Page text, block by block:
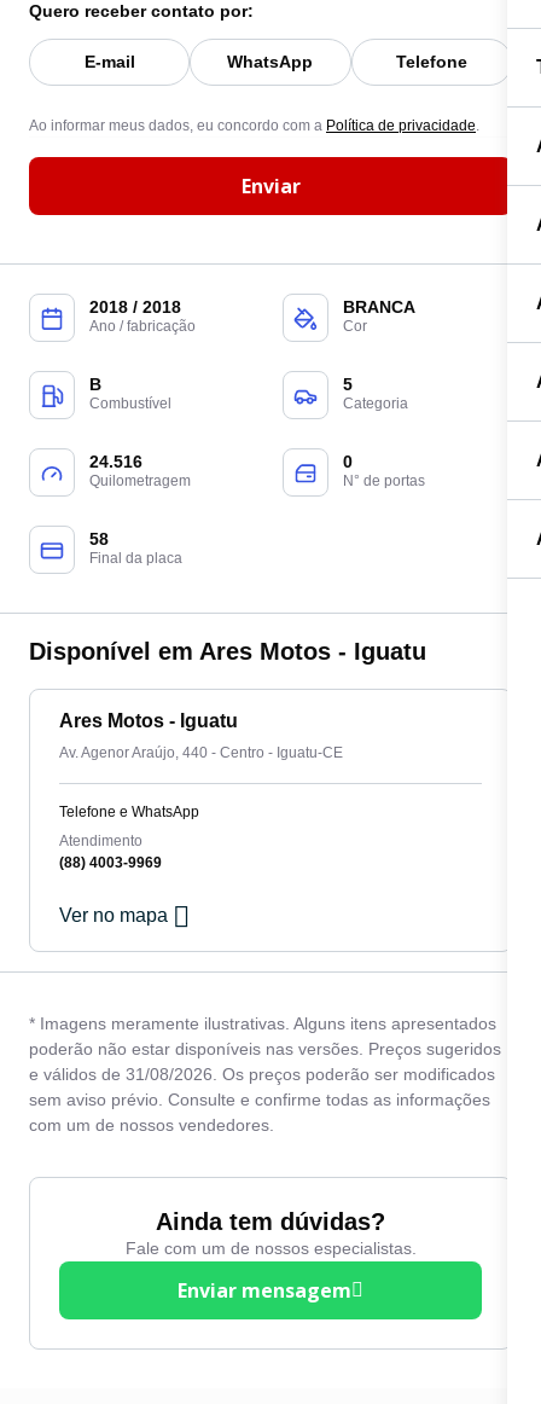
2018 / 2018
Ano / fabricação
BRANCA
Cor
B
Combustível
5
Categoria
24.516
Quilometragem
0
N° de portas
58
Final da placa
Disponível em Ares Motos - Iguatu
Ares Motos - Iguatu
Av. Agenor Araújo, 440 - Centro - Iguatu-CE
Telefone e WhatsApp
Atendimento
(88) 4003-9969
Ver no mapa
* Imagens meramente ilustrativas. Alguns itens apresentados
poderão não estar disponíveis nas versões. Preços sugeridos
e válidos de 31/08/2026. Os preços poderão ser modificados
sem aviso prévio. Consulte e confirme todas as informações
com um de nossos vendedores.
Ainda tem dúvidas?
Fale com um de nossos especialistas.
Enviar mensagem
Quero receber contato por:
E-mail WhatsApp Telefone
Ao informar meus dados, eu concordo com a Política de privacidade.
Enviar